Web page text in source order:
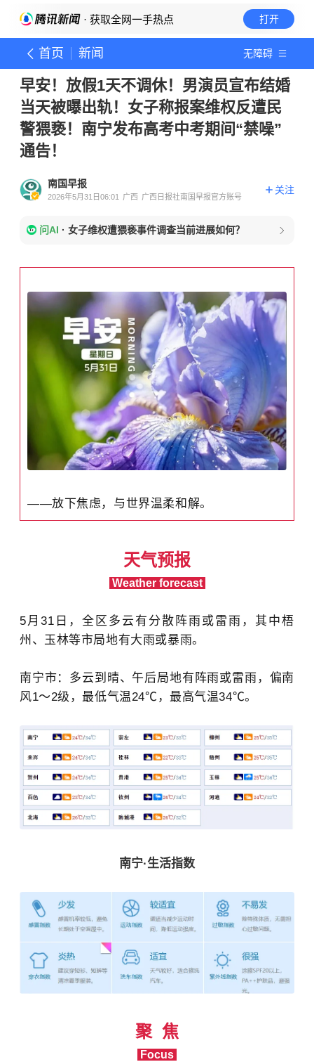
· 获取全网一手热点 打开
首页 新闻 无障碍
早安！放假1天不调休！男演员宣布结婚
当天被曝出轨！女子称报案维权反遭民
警猥亵！南宁发布高考中考期间“禁噪”
通告！
南国早报
2026年5月31日06:01 广西 广西日报社南国早报官方账号
关注
问AI · 女子维权遭猥亵事件调查当前进展如何？
——放下焦虑，与世界温柔和解。
天气预报
Weather forecast
5月31日 ， 全区多云有分散阵雨或雷雨，其中梧
州、玉林等市局地有大雨或暴雨。
南宁市： 多云到晴、午后局地有阵雨或雷雨，偏南
风1～2级，最低气温24℃，最高气温34℃。
南宁·生活指数
聚 焦
Focus